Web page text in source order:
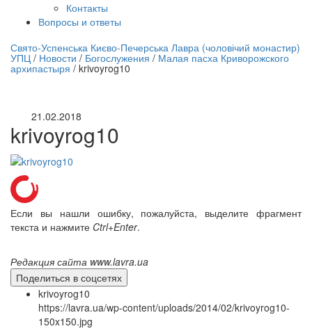
Контакты
Вопросы и ответы
трансляция | 12 сентября
трансляции
Свято-Успенська Києво-Печерська Лавра (чоловічий монастир)
УПЦ / Новости / Богослужения / Малая пасха Криворожского
архипастыря / krivoyrog10
21.02.2018
krivoyrog10
Если вы нашли ошибку, пожалуйста, выделите фрагмент
текста и нажмите Ctrl+Enter.
Редакция сайта www.lavra.ua
Поделиться в соцсетях
krivoyrog10
https://lavra.ua/wp-content/uploads/2014/02/krivoyrog10-
150x150.jpg